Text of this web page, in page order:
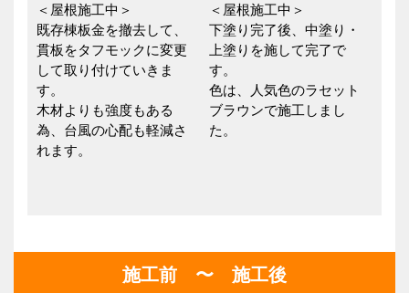
＜屋根施工中＞
既存棟板金を撤去して、
貫板をタフモックに変更
して取り付けていきま
す。
木材よりも強度もある
為、台風の心配も軽減さ
れます。
＜屋根施工中＞
下塗り完了後、中塗り・
上塗りを施して完了で
す。
色は、人気色のラセット
ブラウンで施工しまし
た。
施工前 〜 施工後